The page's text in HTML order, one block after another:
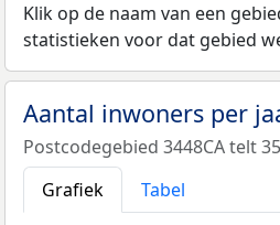
Klik op de naam van een
statistieken voor dat gebied
Aantal inwoners per
Postcodegebied 3448CA telt
Grafiek
Tabel